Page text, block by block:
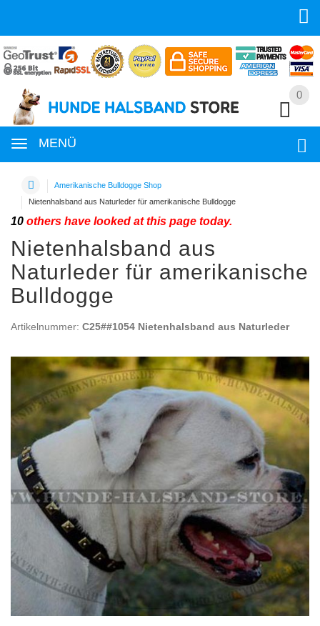
0
MENÜ
0
Amerikanische Bulldogge Shop
Nietenhalsband aus Naturleder für amerikanische Bulldogge
10 others have looked at this page today.
Nietenhalsband aus
Naturleder für amerikanische
Bulldogge
Artikelnummer: C25##1054 Nietenhalsband aus Naturleder